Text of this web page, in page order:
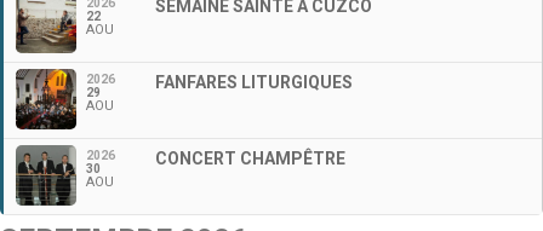
2026
22
AOU
SEMAINE SAINTE À CUZCO
2026
29
AOU
FANFARES LITURGIQUES
2026
30
AOU
CONCERT CHAMPÊTRE